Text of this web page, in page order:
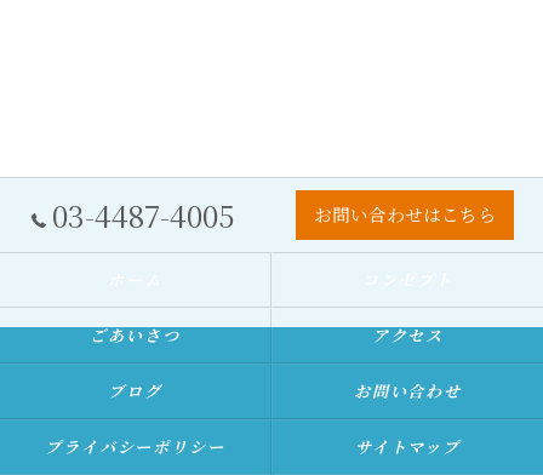
03-4487-4005 お問い合わせはこちら
ごあいさつ アクセス
ブログ お問い合わせ
プライバシーポリシー サイトマップ